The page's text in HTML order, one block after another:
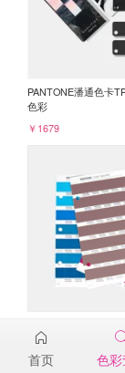
PANTONE潘通色卡
色彩
￥1679
18-1512TPG
￥98
首页 色